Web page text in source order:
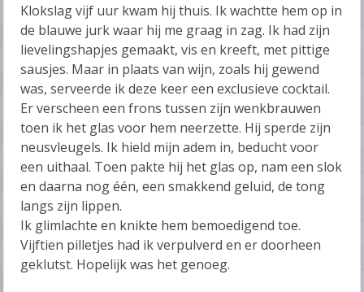
Klokslag vijf uur kwam hij thuis. Ik wachtte hem op in
de blauwe jurk waar hij me graag in zag. Ik had zijn
lievelingshapjes gemaakt, vis en kreeft, met pittige
sausjes. Maar in plaats van wijn, zoals hij gewend
was, serveerde ik deze keer een exclusieve cocktail.
Er verscheen een frons tussen zijn wenkbrauwen
toen ik het glas voor hem neerzette. Hij sperde zijn
neusvleugels. Ik hield mijn adem in, beducht voor
een uithaal. Toen pakte hij het glas op, nam een slok
en daarna nog één, een smakkend geluid, de tong
langs zijn lippen.
Ik glimlachte en knikte hem bemoedigend toe.
Vijftien pilletjes had ik verpulverd en er doorheen
geklutst. Hopelijk was het genoeg.